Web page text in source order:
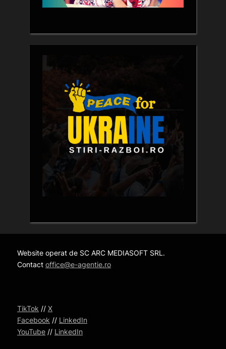
Website operat de SC ARC MEDIASOFT SRL.
Contact office@e-agentie.ro
TikTok // X
Facebook // LinkedIn
YouTube // LinkedIn